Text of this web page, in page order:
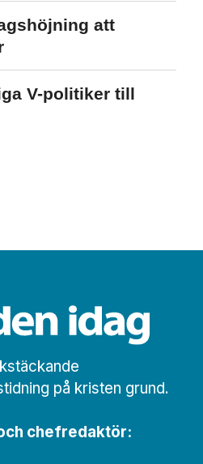
att
V-politiker till
på kristen grund.
chef­redaktör: